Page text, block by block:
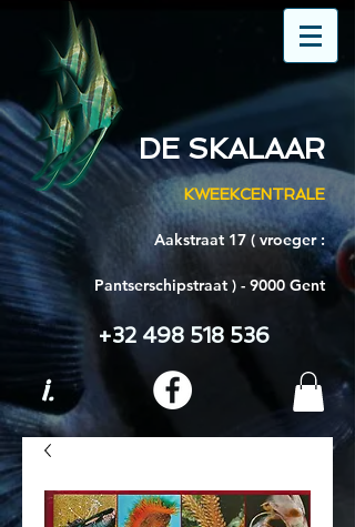
DE SKALAAR
KWEEKCENTRALE
Aakstraat 17 ( vroeger :
Pantserschipstraat ) - 9000 Gent
+32 498 518 536
i.